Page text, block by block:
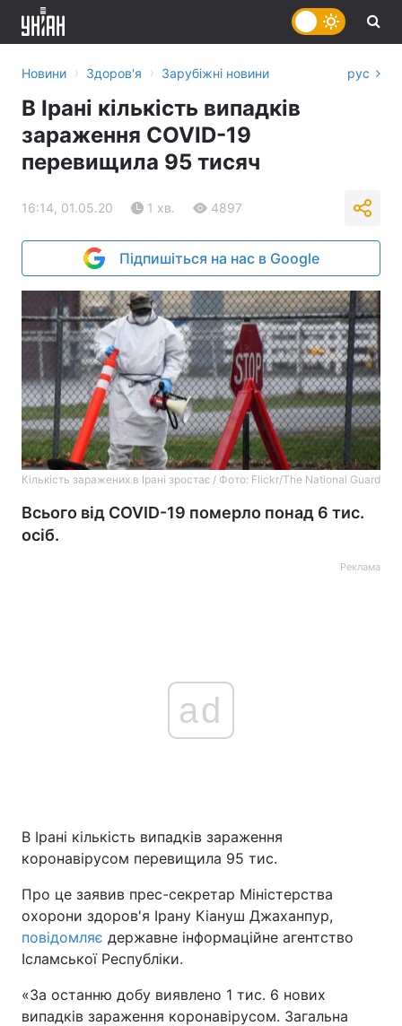
Україна Політика
Економіка
Спорт Наука
Новини › Здоров'я › Зарубіжні новини рус
В Ірані кількість випадків
зараження COVID-19
перевищила 95 тисяч
16:14, 01.05.20 1 хв. 4897
Підпишіться на нас в Google
Кількість заражених в Ірані зростає / Фото: Flickr/The National Guard
Всього від COVID-19 померло понад 6 тис.
осіб.
Реклама
ad
В Ірані кількість випадків зараження
коронавірусом перевищила 95 тис.
Про це заявив прес-секретар Міністерства
охорони здоров'я Ірану Кіануш Джаханпур,
повідомляє державне інформаційне агентство
Ісламської Республіки.
«За останню добу виявлено 1 тис. 6 нових
випадків зараження коронавірусом. Загальна